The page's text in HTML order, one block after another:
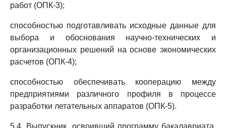
работ (ОПК-3);
способностью подготавливать исходные данные для
выбора и обоснования научно-технических и
организационных решений на основе экономических
расчетов (ОПК-4);
способностью обеспечивать кооперацию между
предприятиями различного профиля в процессе
разработки летательных аппаратов (ОПК-5).
5.4. Выпускник, освоивший программу бакалавриата,